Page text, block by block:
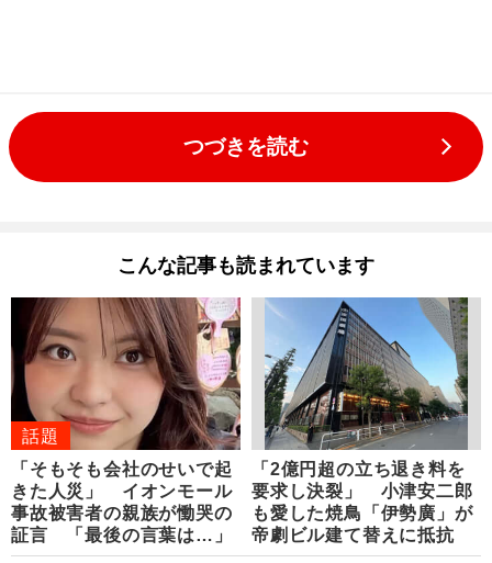
つづきを読む
こんな記事も読まれています
話題
「そもそも会社のせいで起
きた人災」 イオンモール
事故被害者の親族が慟哭の
証言 「最後の言葉は…」
「2億円超の立ち退き料を
要求し決裂」 小津安二郎
も愛した焼鳥「伊勢廣」が
帝劇ビル建て替えに抵抗